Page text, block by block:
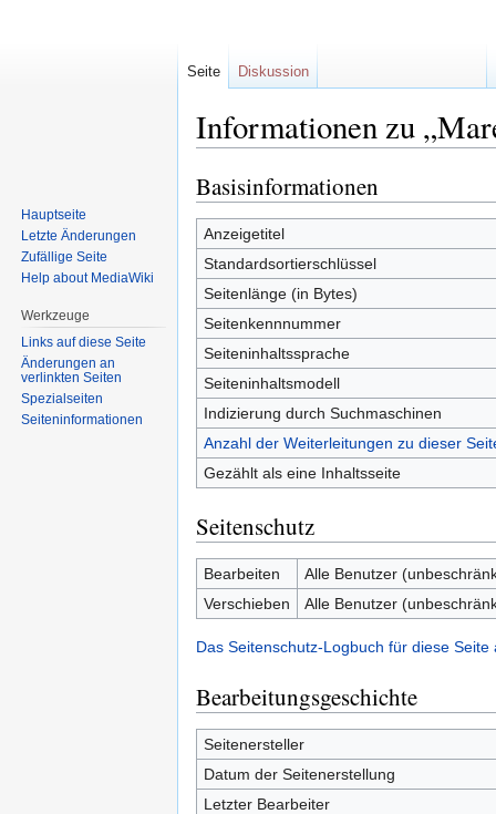
Informationen zu
Zur
Navigation
springen
Zur
Suche
springen
Basisinformationen
Anzeigetitel
Standardsortierschlüssel
Seitenlänge (in Bytes)
Seitenkennnummer
Seiteninhaltssprache
Seiteninhaltsmodell
Indizierung durch Suchmaschinen
Anzahl der Weiterleitungen zu dieser
Gezählt als eine Inhaltsseite
Seitenschutz
Bearbeiten
Alle Benutzer
Verschieben
Alle Benutzer
Das Seitenschutz-Logbuch für diese Seite
Bearbeitungsgeschichte
Seitenersteller
Datum der Seitenerstellung
Letzter Bearbeiter
Seite Diskussion
Hauptseite
Letzte Änderungen
Zufällige Seite
Help about MediaWiki
Werkzeuge
Links auf diese Seite
Änderungen an
verlinkten Seiten
Spezialseiten
Seiten­informationen